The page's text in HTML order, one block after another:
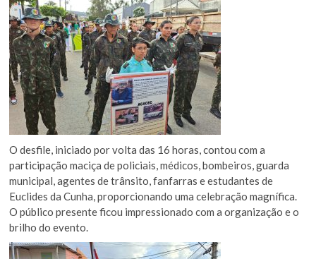
O desfile, iniciado por volta das 16 horas, contou com a
participação maciça de policiais, médicos, bombeiros, guarda
municipal, agentes de trânsito, fanfarras e estudantes de
Euclides da Cunha, proporcionando uma celebração magnífica.
O público presente ficou impressionado com a organização e o
brilho do evento.